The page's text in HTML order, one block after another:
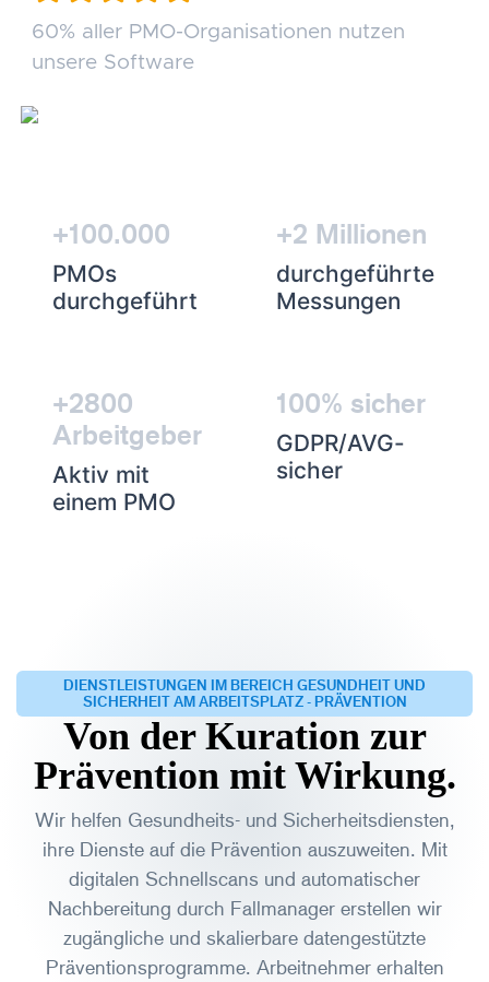
60% aller PMO-Organisationen nutzen
unsere Software
+100.000
PMOs
durchgeführt
+2 Millionen
durchgeführte
Messungen
+2800
Arbeitgeber
Aktiv mit
einem PMO
100% sicher
GDPR/AVG-
sicher
DIENSTLEISTUNGEN IM BEREICH GESUNDHEIT UND
SICHERHEIT AM ARBEITSPLATZ - PRÄVENTION
Von der Kuration zur
Prävention mit Wirkung.
Wir helfen Gesundheits- und Sicherheitsdiensten,
ihre Dienste auf die Prävention auszuweiten. Mit
digitalen Schnellscans und automatischer
Nachbereitung durch Fallmanager erstellen wir
zugängliche und skalierbare datengestützte
Präventionsprogramme. Arbeitnehmer erhalten